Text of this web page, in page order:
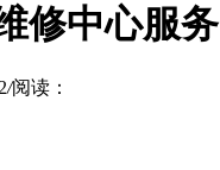
修中心服务
/阅读：